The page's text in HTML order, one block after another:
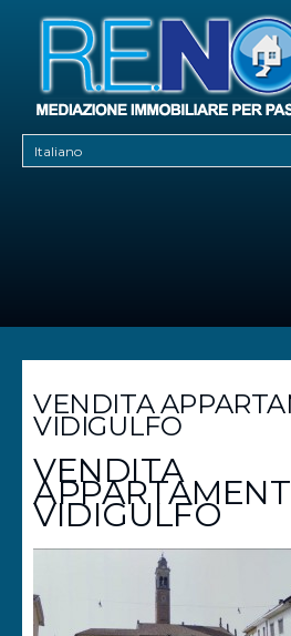
VENDITA
VIDIGULFO
VENDITA
VIDIGULFO